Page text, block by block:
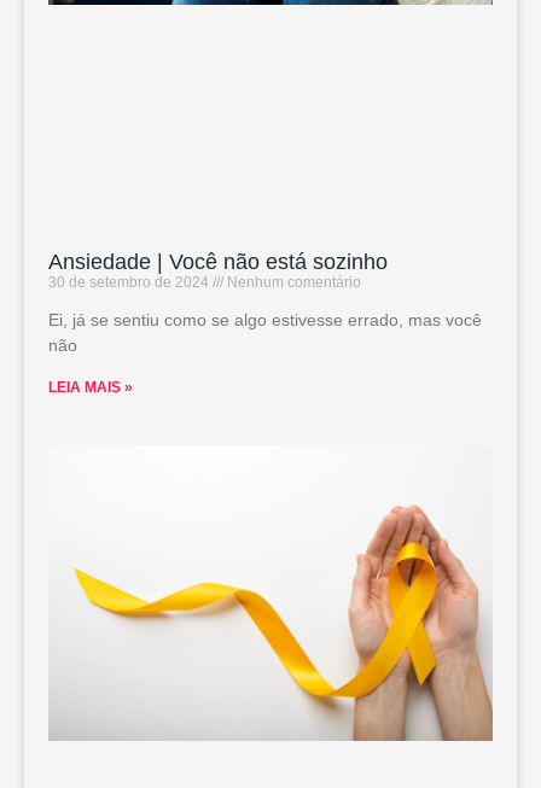
Ansiedade | Você não está sozinho
30 de setembro de 2024 Nenhum comentário
Ei, já se sentiu como se algo estivesse errado, mas você
não
LEIA MAIS »